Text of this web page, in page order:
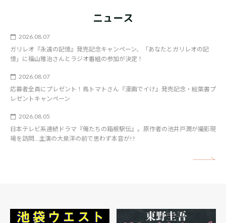
ニュース
2026.08.07
ガリレオ『永遠の記憶』発売記念キャンペーン、「あなたとガリレオの記
憶」に福山雅治さんとラジオ番組の参加が決定！
2026.08.07
応募者全員にプレゼント！鳥トマトさん『漫画でイけ』発売記念・絵葉書プ
レゼントキャンペーン
2026.08.05
日本テレビ系連続ドラマ『俺たちの箱根駅伝』。原作者の池井戸潤が撮影現
場を訪問…主演の大泉洋の前で思わず本音が!?